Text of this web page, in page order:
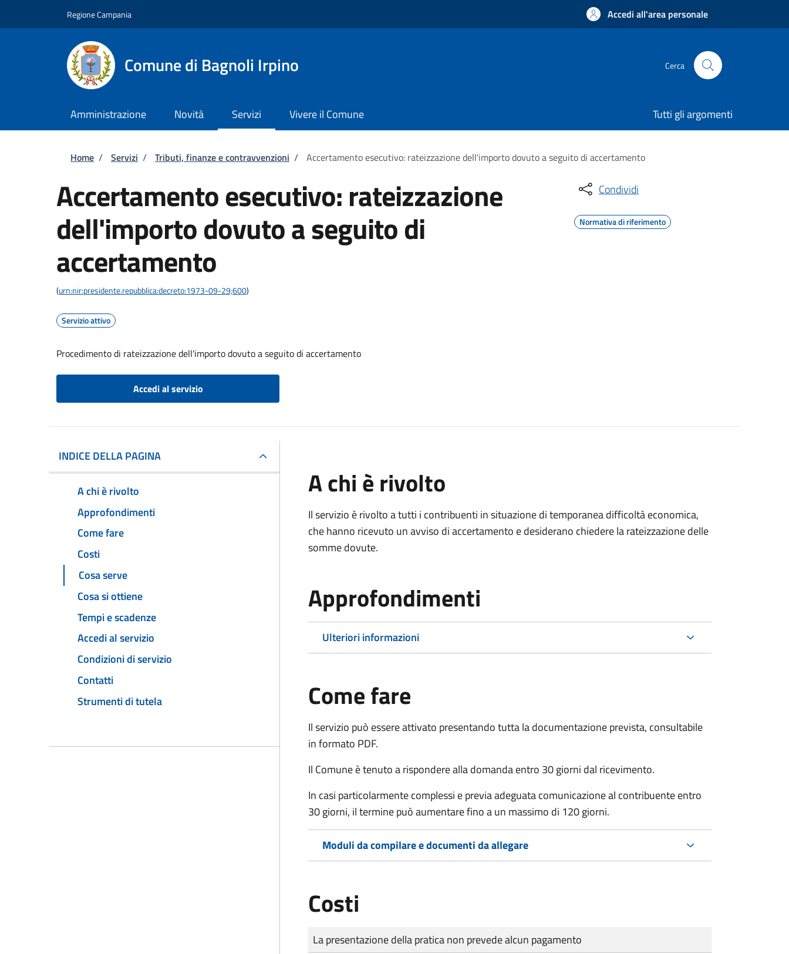
Regione Campania Accedi all'area personale
Comune di Bagnoli Irpino Cerca
Amministrazione Novità Servizi Vivere il Comune Tutti gli argomenti
Briciole di pane
Home / Servizi / Tributi, finanze e contravvenzioni / Accertamento esecutivo: rateizzazione dell'importo dovuto a seguito di accertamento
Accertamento esecutivo: rateizzazione
dell'importo dovuto a seguito di
accertamento
(urn:nir:presidente.repubblica:decreto:1973-09-29;600)
Servizio attivo
Procedimento di rateizzazione dell'importo dovuto a seguito di accertamento
Accedi al servizio
Condividi
Normativa di riferimento
INDICE DELLA PAGINA
A chi è rivolto
Approfondimenti
Come fare
Costi
Cosa serve
Cosa si ottiene
Tempi e scadenze
Accedi al servizio
Condizioni di servizio
Contatti
Strumenti di tutela
A chi è rivolto
Il servizio è rivolto a tutti i contribuenti in situazione di temporanea difficoltà economica,
che hanno ricevuto un avviso di accertamento e desiderano chiedere la rateizzazione delle
somme dovute.
Approfondimenti
Ulteriori informazioni
Come fare
Il servizio può essere attivato presentando tutta la documentazione prevista, consultabile
in formato PDF.
Il Comune è tenuto a rispondere alla domanda entro 30 giorni dal ricevimento.
In casi particolarmente complessi e previa adeguata comunicazione al contribuente entro
30 giorni, il termine può aumentare fino a un massimo di 120 giorni.
Moduli da compilare e documenti da allegare
Costi
Tipo di pagamento
Importo
La presentazione della pratica non prevede alcun pagamento